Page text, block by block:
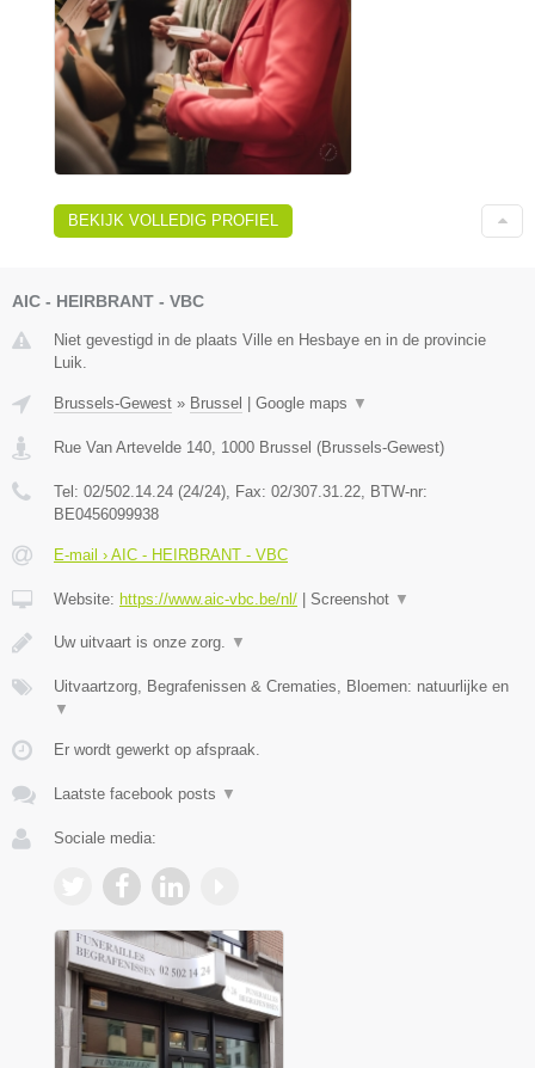
BEKIJK VOLLEDIG PROFIEL
AIC - HEIRBRANT - VBC
Niet gevestigd in de plaats Ville en Hesbaye en in de provincie
Luik.
Brussels-Gewest » Brussel | Google maps ▼
Rue Van Artevelde 140 1000 Brussel (Brussels-Gewest)
Tel: 02/502.14.24 (24/24) , Fax: 02/307.31.22 , BTW-nr:
BE0456099938
E-mail › AIC - HEIRBRANT - VBC
Website: https://www.aic-vbc.be/nl/ | Screenshot ▼
Uw uitvaart is onze zorg. ▼
Uitvaartzorg, Begrafenissen & Crematies, Bloemen: natuurlijke en
▼
Er wordt gewerkt op afspraak.
Laatste facebook posts ▼
Sociale media: